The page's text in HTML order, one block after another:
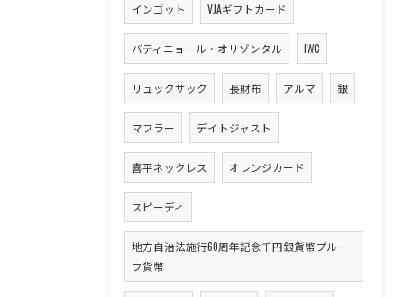
インゴット VJAギフトカード
バティニョール・オリゾンタル IWC
リュックサック 長財布 アルマ 銀
マフラー デイトジャスト
喜平ネックレス オレンジカード
スピーディ
地方自治法施行60周年記念千円銀貨幣プルー
フ貨幣